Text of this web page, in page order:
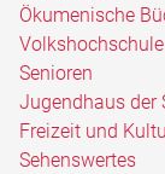
Ökumenische
Volkshochschule
Senioren
Jugendhaus der
Freizeit und
Sehenswertes